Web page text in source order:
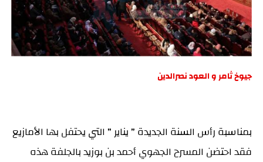
جيوخ ثامر و العود نصرالدين
بمناسبة رأس السنة الجديدة ” يناير ” التي يحتفل بها الأمازيع
فقد احتضن المسرح الجهوي أحمد بن بوزيد بالجلفة هذه